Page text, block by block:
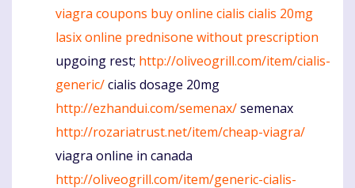
viagra coupons buy online cialis cialis 20mg
lasix online prednisone without prescription
upgoing rest; http://oliveogrill.com/item/cialis-
generic/cialis dosage 20mg
http://ezhandui.com/semenax/semenax
http://rozariatrust.net/item/cheap-viagra/
viagra online in canada
http://oliveogrill.com/item/generic-cialis-